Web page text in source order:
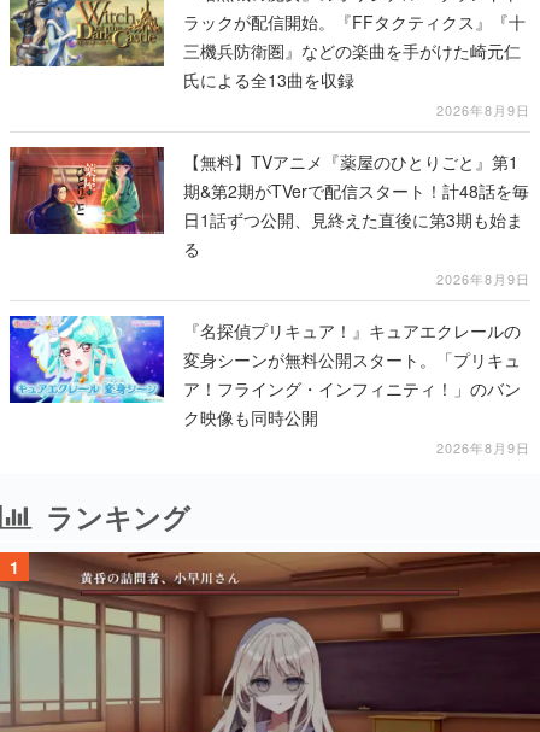
ラックが配信開始。『FFタクティクス』『十
三機兵防衛圏』などの楽曲を手がけた崎元仁
氏による全13曲を収録
2026年8月9日
【無料】TVアニメ『薬屋のひとりごと』第1
期&第2期がTVerで配信スタート！計48話を毎
日1話ずつ公開、見終えた直後に第3期も始ま
る
2026年8月9日
『名探偵プリキュア！』キュアエクレールの
変身シーンが無料公開スタート。「プリキュ
ア！フライング・インフィニティ！」のバン
ク映像も同時公開
2026年8月9日
ランキング
1